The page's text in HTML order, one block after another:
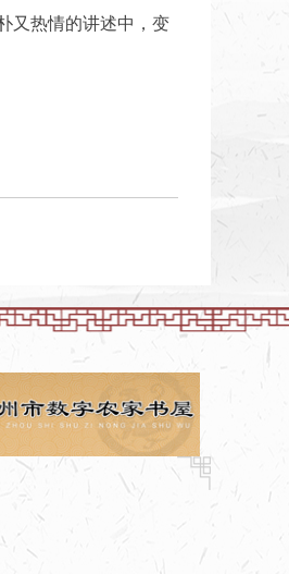
又热情的讲述中，变